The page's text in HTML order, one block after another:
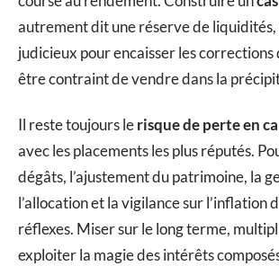
autrement dit une réserve de liquidités,
judicieux pour encaisser les corrections
être contraint de vendre dans la
Il reste toujours lerisque de perte en
avec les placements les plus réputés.
dégâts, l’ajustement du patrimoine, la
l’allocation et la vigilance sur l’inflation
réflexes. Miser sur le long terme,
exploiter la magie des intérêts